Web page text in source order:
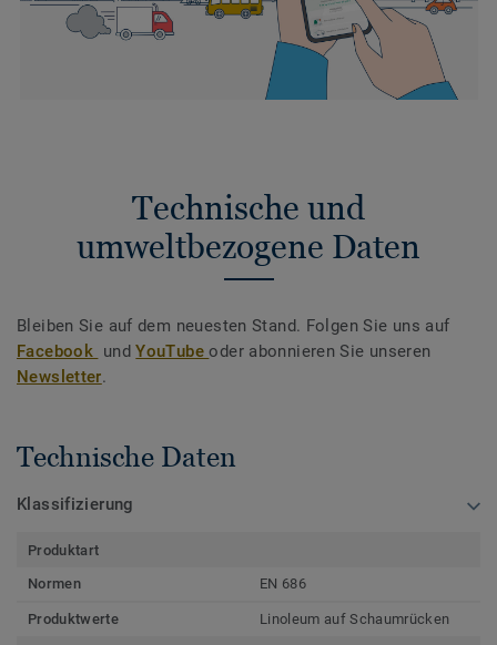
Technische und
umweltbezogene Daten
Bleiben Sie auf dem neuesten Stand. Folgen Sie uns auf
Facebook undYouTubeoder abonnieren Sie unseren
Newsletter.
Technische Daten
Klassifizierung
Produktart
Normen
EN 686
Produktwerte Linoleum auf Schaumrücken